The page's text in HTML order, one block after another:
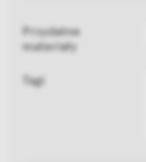
Przydatne
materiały
Tagi